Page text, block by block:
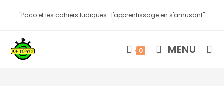
"Paco et les cahiers ludiques : l'apprentissage en s'amusant"
0 MENU